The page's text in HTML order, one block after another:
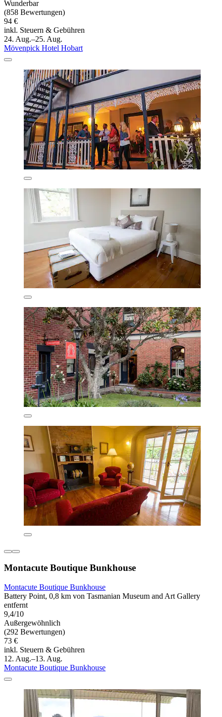
Wunderbar
(858 Bewertungen)
94 €
inkl. Steuern & Gebühren
24. Aug.–25. Aug.
Mövenpick Hotel Hobart
Montacute Boutique Bunkhouse
Montacute Boutique Bunkhouse
Battery Point, 0,8 km von Tasmanian Museum and Art Gallery
entfernt
9,4/10
Außergewöhnlich
(292 Bewertungen)
73 €
inkl. Steuern & Gebühren
12. Aug.–13. Aug.
Montacute Boutique Bunkhouse